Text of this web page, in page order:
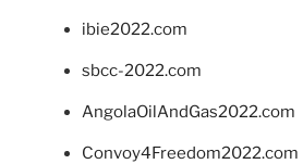
ibie2022.com
sbcc-2022.com
AngolaOilAndGas2022.com
Convoy4Freedom2022.com